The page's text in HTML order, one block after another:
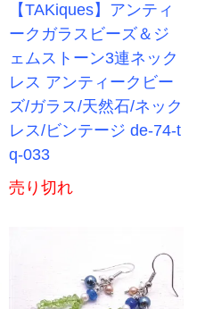
【TAKiques】アンティ
ークガラスビーズ＆ジ
ェムストーン3連ネック
レス アンティークビー
ズ/ガラス/天然石/ネック
レス/ビンテージ de-74-t
q-033
売り切れ